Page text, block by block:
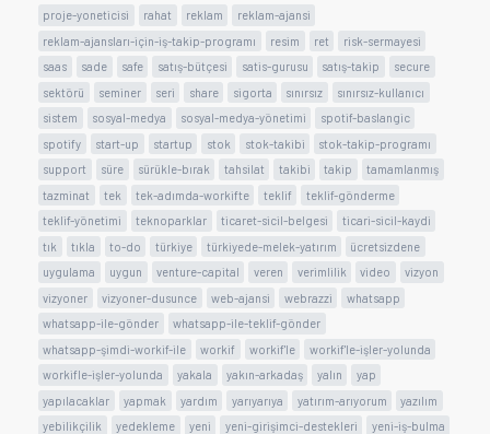
proje-yoneticisi
rahat reklam
reklam-ajansi
reklam-ajansları-için-iş-takip-programı
resim ret
risk-sermayesi
saas
sade safe satış-bütçesi satis-gurusu satış-takip
secure
sektörü
seminer seri share sigorta sınırsız
sınırsız-kullanıcı
sistem
sosyal-medya sosyal-medya-yönetimi
spotif-baslangic
spotify
start-up startup stok stok-takibi
stok-takip-programı
support
süre sürükle-bırak tahsilat takibi takip
tamamlanmış
tazminat
tek tek-adımda-workifte teklif
teklif-gönderme
teklif-yönetimi
teknoparklar ticaret-sicil-belgesi
ticari-sicil-kaydi
tık
tıkla to-do türkiye türkiyede-melek-yatırım
ücretsizdene
uygulama
uygun venture-capital veren verimlilik video
vizyon
vizyoner
vizyoner-dusunce web-ajansi webrazzi
whatsapp
whatsapp-ile-gönder
whatsapp-ile-teklif-gönder
whatsapp-şimdi-workif-ile
workif workif'le
workif'le-işler-yolunda
workifle-işler-yolunda
yakala yakın-arkadaş yalın
yap
yapılacaklar
yapmak yardım yarıyarıya yatırım-arıyorum
yazılım
yebilikçilik
yedekleme yeni yeni-girişimci-destekleri
yeni-iş-bulma